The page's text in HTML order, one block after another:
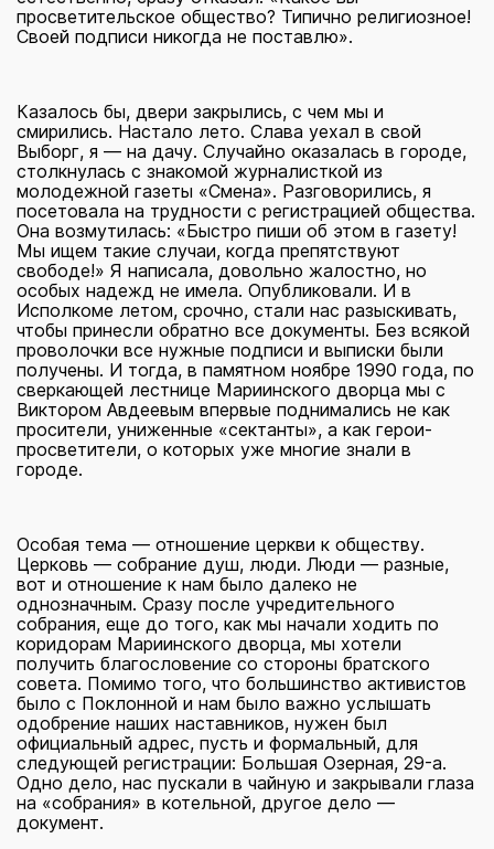
просветительское общество? Типично религиозное!
Своей подписи никогда не поставлю».
Казалось бы, двери закрылись, с чем мы и
смирились. Настало лето. Слава уехал в свой
Выборг, я — на дачу. Случайно оказалась в городе,
столкнулась с знакомой журналисткой из
молодежной газеты «Смена». Разговорились, я
посетовала на трудности с регистрацией общества.
Она возмутилась: «Быстро пиши об этом в газету!
Мы ищем такие случаи, когда препятствуют
свободе!» Я написала, довольно жалостно, но
особых надежд не имела. Опубликовали. И в
Исполкоме летом, срочно, стали нас разыскивать,
чтобы принесли обратно все документы. Без всякой
проволочки все нужные подписи и выписки были
получены. И тогда, в памятном ноябре 1990 года, по
сверкающей лестнице Мариинского дворца мы с
Виктором Авдеевым впервые поднимались не как
просители, униженные «сектанты», а как герои-
просветители, о которых уже многие знали в
городе.
Особая тема — отношение церкви к обществу.
Церковь — собрание душ, люди. Люди — разные,
вот и отношение к нам было далеко не
однозначным. Сразу после учредительного
собрания, еще до того, как мы начали ходить по
коридорам Мариинского дворца, мы хотели
получить благословение со стороны братского
совета. Помимо того, что большинство активистов
было с Поклонной и нам было важно услышать
одобрение наших наставников, нужен был
официальный адрес, пусть и формальный, для
следующей регистрации: Большая Озерная, 29-а.
Одно дело, нас пускали в чайную и закрывали глаза
на «собрания» в котельной, другое дело —
документ.